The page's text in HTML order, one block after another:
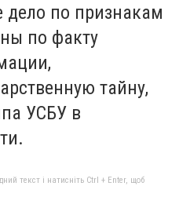
дело по признакам
по факту
тайну,
УСБУ в
текст і натисніть Ctrl + Enter, щоб